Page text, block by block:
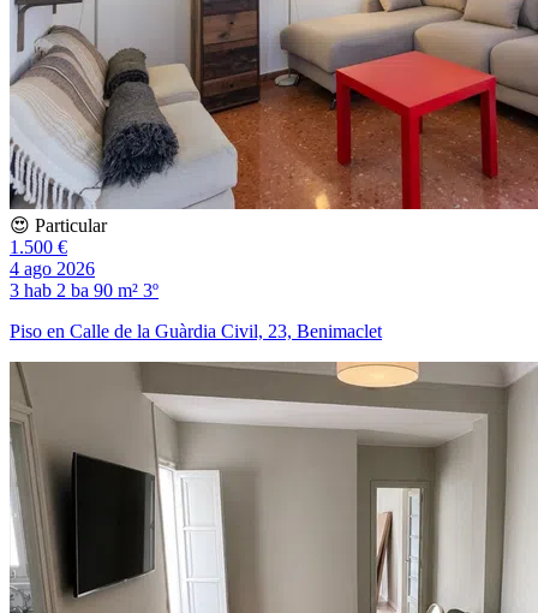
😍 Particular
1.500 €
4 ago 2026
3 hab 2 ba 90 m² 3º
Piso en Calle de la Guàrdia Civil, 23, Benimaclet